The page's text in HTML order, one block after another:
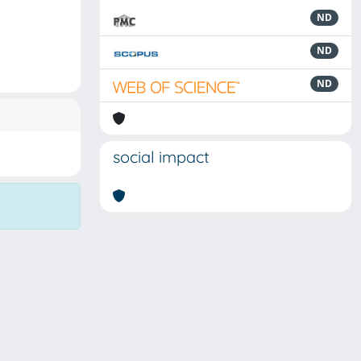
ND
ND
ND
social impact